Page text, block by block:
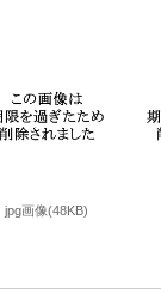
jpg画像(48KB)